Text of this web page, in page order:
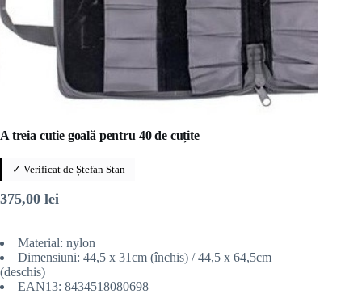
A treia cutie goală pentru 40 de cuțite
✓ Verificat de Ștefan Stan
375,00 lei
Material: nylon
Dimensiuni: 44,5 x 31cm (închis) / 44,5 x 64,5cm
(deschis)
EAN13: 8434518080698